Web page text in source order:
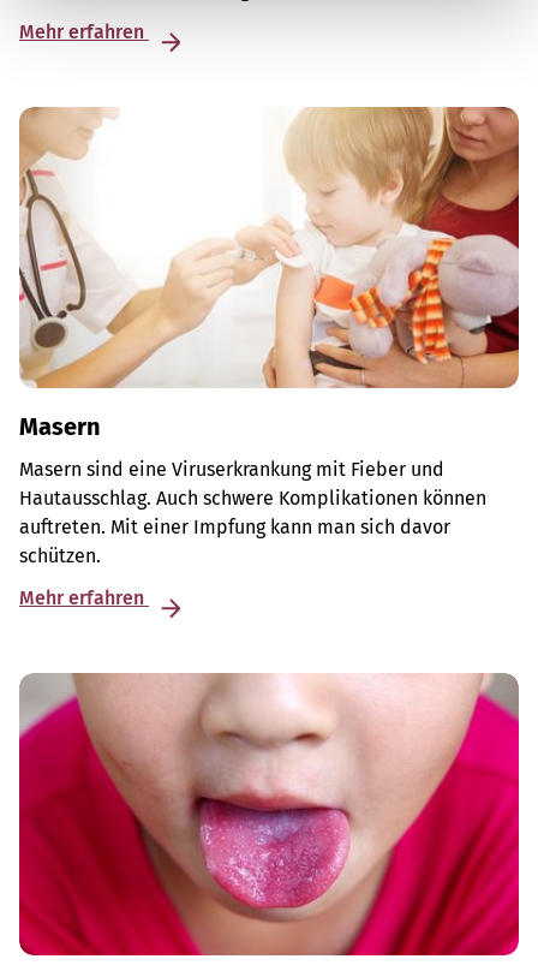
Mehr erfahren
Masern
Masern sind eine Viruserkrankung mit Fieber und
Hautausschlag. Auch schwere Komplikationen können
auftreten. Mit einer Impfung kann man sich davor
schützen.
Mehr erfahren